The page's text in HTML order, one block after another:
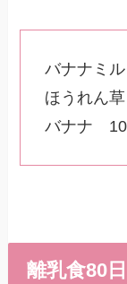
バナナミ
ほうれん
バナナ
離乳食80日